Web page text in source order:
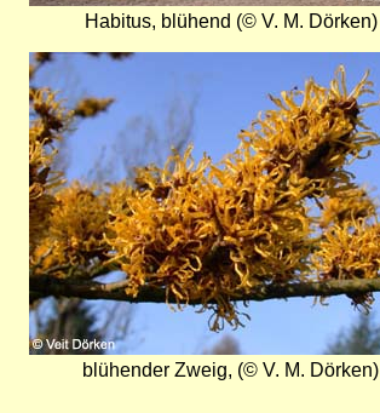
Habitus, blühend (© V. M. Dörken)
Bild
blühender Zweig, (© V. M. Dörken)